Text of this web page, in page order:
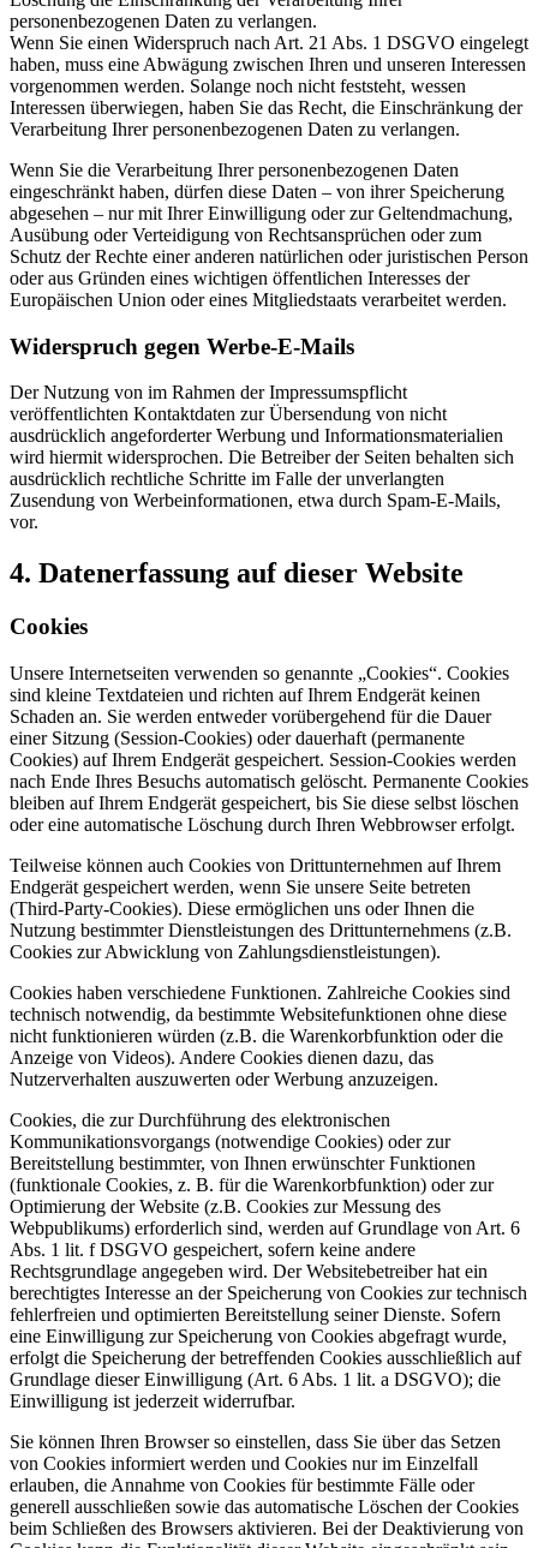
personenbezogenen Daten zu verlangen.
Wenn Sie einen Widerspruch nach Art. 21 Abs. 1 DSGVO eingelegt
haben, muss eine Abwägung zwischen Ihren und unseren Interessen
vorgenommen werden. Solange noch nicht feststeht, wessen
Interessen überwiegen, haben Sie das Recht, die Einschränkung der
Verarbeitung Ihrer personenbezogenen Daten zu verlangen.
Wenn Sie die Verarbeitung Ihrer personenbezogenen Daten
eingeschränkt haben, dürfen diese Daten – von ihrer Speicherung
abgesehen – nur mit Ihrer Einwilligung oder zur Geltendmachung,
Ausübung oder Verteidigung von Rechtsansprüchen oder zum
Schutz der Rechte einer anderen natürlichen oder juristischen Person
oder aus Gründen eines wichtigen öffentlichen Interesses der
Europäischen Union oder eines Mitgliedstaats verarbeitet werden.
Widerspruch gegen Werbe-E-Mails
Der Nutzung von im Rahmen der Impressumspflicht
veröffentlichten Kontaktdaten zur Übersendung von nicht
ausdrücklich angeforderter Werbung und Informationsmaterialien
wird hiermit widersprochen. Die Betreiber der Seiten behalten sich
ausdrücklich rechtliche Schritte im Falle der unverlangten
Zusendung von Werbeinformationen, etwa durch Spam-E-Mails,
vor.
4. Datenerfassung auf dieser Website
Cookies
Unsere Internetseiten verwenden so genannte „Cookies“. Cookies
sind kleine Textdateien und richten auf Ihrem Endgerät keinen
Schaden an. Sie werden entweder vorübergehend für die Dauer
einer Sitzung (Session-Cookies) oder dauerhaft (permanente
Cookies) auf Ihrem Endgerät gespeichert. Session-Cookies werden
nach Ende Ihres Besuchs automatisch gelöscht. Permanente Cookies
bleiben auf Ihrem Endgerät gespeichert, bis Sie diese selbst löschen
oder eine automatische Löschung durch Ihren Webbrowser erfolgt.
Teilweise können auch Cookies von Drittunternehmen auf Ihrem
Endgerät gespeichert werden, wenn Sie unsere Seite betreten
(Third-Party-Cookies). Diese ermöglichen uns oder Ihnen die
Nutzung bestimmter Dienstleistungen des Drittunternehmens (z.B.
Cookies zur Abwicklung von Zahlungsdienstleistungen).
Cookies haben verschiedene Funktionen. Zahlreiche Cookies sind
technisch notwendig, da bestimmte Websitefunktionen ohne diese
nicht funktionieren würden (z.B. die Warenkorbfunktion oder die
Anzeige von Videos). Andere Cookies dienen dazu, das
Nutzerverhalten auszuwerten oder Werbung anzuzeigen.
Cookies, die zur Durchführung des elektronischen
Kommunikationsvorgangs (notwendige Cookies) oder zur
Bereitstellung bestimmter, von Ihnen erwünschter Funktionen
(funktionale Cookies, z. B. für die Warenkorbfunktion) oder zur
Optimierung der Website (z.B. Cookies zur Messung des
Webpublikums) erforderlich sind, werden auf Grundlage von Art. 6
Abs. 1 lit. f DSGVO gespeichert, sofern keine andere
Rechtsgrundlage angegeben wird. Der Websitebetreiber hat ein
berechtigtes Interesse an der Speicherung von Cookies zur technisch
fehlerfreien und optimierten Bereitstellung seiner Dienste. Sofern
eine Einwilligung zur Speicherung von Cookies abgefragt wurde,
erfolgt die Speicherung der betreffenden Cookies ausschließlich auf
Grundlage dieser Einwilligung (Art. 6 Abs. 1 lit. a DSGVO); die
Einwilligung ist jederzeit widerrufbar.
Sie können Ihren Browser so einstellen, dass Sie über das Setzen
von Cookies informiert werden und Cookies nur im Einzelfall
erlauben, die Annahme von Cookies für bestimmte Fälle oder
generell ausschließen sowie das automatische Löschen der Cookies
beim Schließen des Browsers aktivieren. Bei der Deaktivierung von